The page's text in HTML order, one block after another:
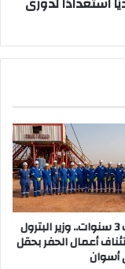
بعد توقف 3 سنوات.. وزير البترول
أعمال الحفر بحقل
أسوان